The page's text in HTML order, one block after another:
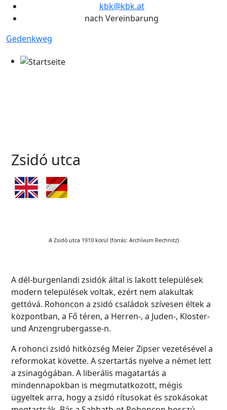
kbk@kbk.at
nach Vereinbarung
Gedenkweg
Zsidó utca
A Zsidó utca 1910 körül (forrás: Archívum Rechnitz)
A dél-burgenlandi zsidók által is lakott települések
modern települések voltak, ezért nem alakultak
gettóvá. Rohoncon a zsidó családok szívesen éltek a
központban, a Fő téren, a Herren-, a Juden-, Kloster-
und Anzengrubergasse-n.
A rohonci zsidó hitközség Meier Zipser vezetésével a
reformokat követte. A szertartás nyelve a német lett
a zsinagógában. A liberális magatartás a
mindennapokban is megmutatkozott, mégis
ügyeltek arra, hogy a zsidó rítusokat és szokásokat